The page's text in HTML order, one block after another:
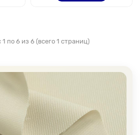
1 по 6 из 6 (всего 1 страниц)